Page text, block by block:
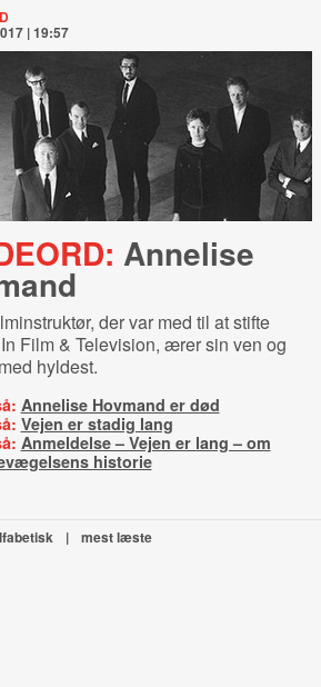
| 19:57
Annelise
der var med til at stifte
Film & Television, ærer sin ven og
hyldest.
Annelise Hovmand er død
Vejen er stadig lang
Anmeldelse – Vejen er lang – om
historie
| mest læste